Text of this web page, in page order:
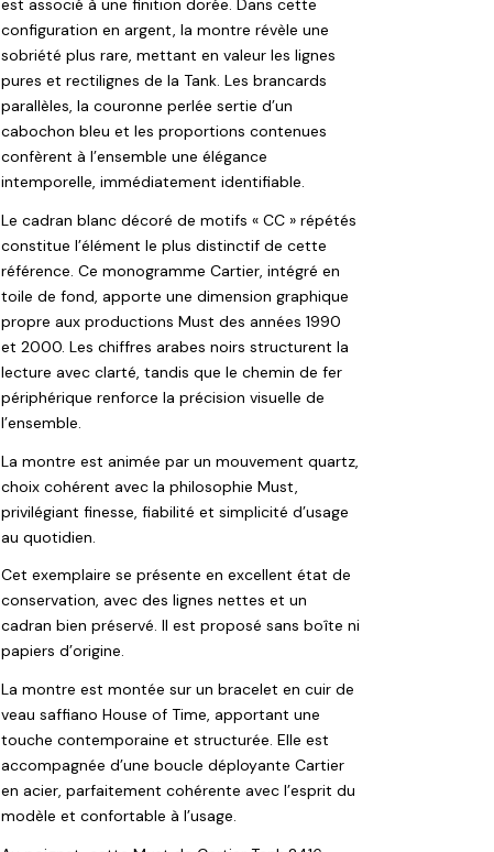
est associé à une finition dorée. Dans cette
configuration en argent, la montre révèle une
sobriété plus rare, mettant en valeur les lignes
pures et rectilignes de la Tank. Les brancards
parallèles, la couronne perlée sertie d’un
cabochon bleu et les proportions contenues
confèrent à l’ensemble une élégance
intemporelle, immédiatement identifiable.
Le cadran blanc décoré de motifs « CC » répétés
constitue l’élément le plus distinctif de cette
référence. Ce monogramme Cartier, intégré en
toile de fond, apporte une dimension graphique
propre aux productions Must des années 1990
et 2000. Les chiffres arabes noirs structurent la
lecture avec clarté, tandis que le chemin de fer
périphérique renforce la précision visuelle de
l’ensemble.
La montre est animée par un mouvement quartz,
choix cohérent avec la philosophie Must,
privilégiant finesse, fiabilité et simplicité d’usage
au quotidien.
Cet exemplaire se présente en excellent état de
conservation, avec des lignes nettes et un
cadran bien préservé. Il est proposé sans boîte ni
papiers d’origine.
La montre est montée sur un bracelet en cuir de
veau saffiano House of Time, apportant une
touche contemporaine et structurée. Elle est
accompagnée d’une boucle déployante Cartier
en acier, parfaitement cohérente avec l’esprit du
modèle et confortable à l’usage.